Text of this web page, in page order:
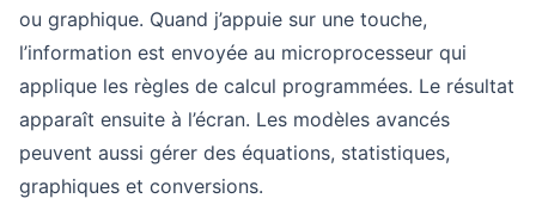
ou graphique. Quand j’appuie sur une touche,
l’information est envoyée au microprocesseur qui
applique les règles de calcul programmées. Le résultat
apparaît ensuite à l’écran. Les modèles avancés
peuvent aussi gérer des équations, statistiques,
graphiques et conversions.